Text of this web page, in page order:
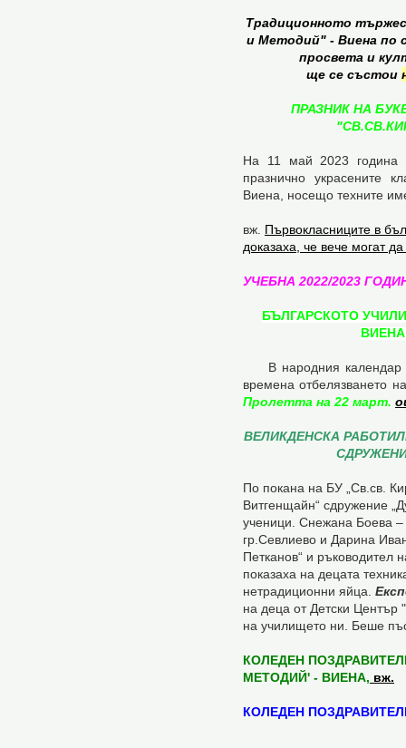
Традиционното
и Методий" - Виена по
просвета и
ще се състои
ПРАЗНИК НА
На 11 май 2023
празнично украсените
Виена, носещо техните
вж. Първокласниците в
доказаха, че вече могат
УЧЕБНА 2022/2023
БЪЛГАРСКОТО
В народния календар
времена отбелязването
Пролетта на 22 март.
ВЕЛИКДЕНСКА
По покана на БУ „Св.св.
Витгенщайн“ сдружение
ученици. Снежана Боева –
гр.Севлиево и Дарина
Петканов“ и ръководител
показаха на децата
нетрадиционни яйца.
на деца от Детски Център
на училището ни. Беше
КОЛЕДЕН
МЕТОДИЙ' - ВИЕНА, вж.
КОЛЕДЕН